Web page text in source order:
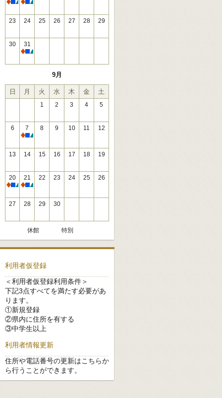
休館 休館
23 24 25 26 27 28 29
30
31
休館
9月
日 月 火 水 木 金 土
1 2 3 4 5
6
7
休館
8 9 10 11 12
13 14 15 16 17 18 19
20
休館
21
休館
22 23 24 25 26
27 28 29 30
休館 特別
利用者仮登録
＜利用者仮登録利用条件＞
下記3点すべてを満たす必要があ
ります。
①新規登録
②県内に住所を有する
③中学生以上
利用者情報更新
住所や電話番号の更新はこちらか
ら行うことができます。